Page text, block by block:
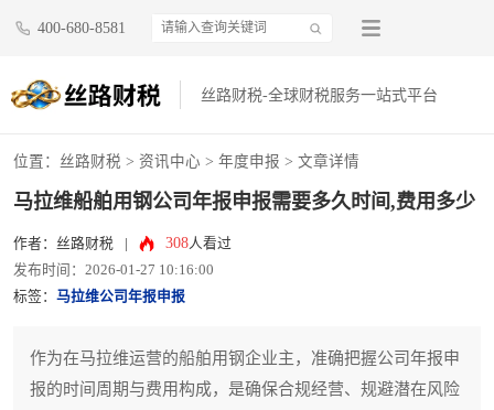
400-680-8581
丝路财税-全球财税服务一站式平台
位置： 丝路财税 > 资讯中心 > 年度申报 > 文章详情
马拉维船舶用钢公司年报申报需要多久时间,费用多少
作者：丝路财税 308人看过
发布时间：2026-01-27 10:16:00
标签： 马拉维公司年报申报
作为在马拉维运营的船舶用钢企业主，准确把握公司年报申
报的时间周期与费用构成，是确保合规经营、规避潜在风险